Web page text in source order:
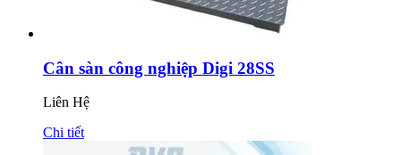
Cân sàn công nghiệp Digi 28SS
Liên Hệ
Chi tiết